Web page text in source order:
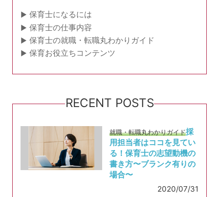
保育士になるには
保育士の仕事内容
保育士の就職・転職丸わかりガイド
保育お役立ちコンテンツ
RECENT POSTS
就職・転職丸わかりガイド採
用担当者はココを見てい
る！保育士の志望動機の
書き方〜ブランク有りの
場合〜
2020/07/31